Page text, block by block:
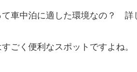
て車中泊に適した環境なの？ 詳
ごく便利なスポットですよね。